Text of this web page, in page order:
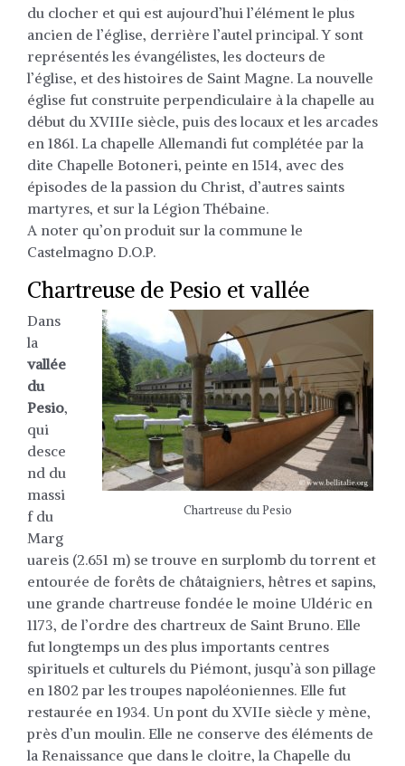
du clocher et qui est aujourd’hui l’élément le plus
ancien de l’église, derrière l’autel principal. Y sont
représentés les évangélistes, les docteurs de
l’église, et des histoires de Saint Magne. La nouvelle
église fut construite perpendiculaire à la chapelle au
début du XVIIIe siècle, puis des locaux et les arcades
en 1861. La chapelle Allemandi fut complétée par la
dite Chapelle Botoneri, peinte en 1514, avec des
épisodes de la passion du Christ, d’autres saints
martyres, et sur la Légion Thébaine.
A noter qu’on produit sur la commune le
Castelmagno D.O.P.
Chartreuse de Pesio et vallée
Chartreuse du Pesio
Dans
la
vallée
du
Pesio,
qui
desce
nd du
massi
f du
Marg
uareis (2.651 m) se trouve en surplomb du torrent et
entourée de forêts de châtaigniers, hêtres et sapins,
une grande chartreuse fondée le moine Uldéric en
1173, de l’ordre des chartreux de Saint Bruno. Elle
fut longtemps un des plus importants centres
spirituels et culturels du Piémont, jusqu’à son pillage
en 1802 par les troupes napoléoniennes. Elle fut
restaurée en 1934. Un pont du XVIIe siècle y mène,
près d’un moulin. Elle ne conserve des éléments de
la Renaissance que dans le cloitre, la Chapelle du